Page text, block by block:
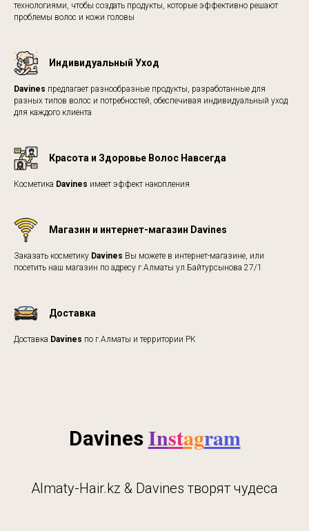
технологиями, чтобы создать продукты, которые эффективно решают
проблемы волос и кожи головы
Индивидуальный Уход
Davines предлагает разнообразные продукты, разработанные для
разных типов волос и потребностей, обеспечивая индивидуальный уход
для каждого клиента
Красота и Здоровье Волос Навсегда
Косметика Davines имеет эффект накопления
Магазин и интернет-магазин Davines
Заказать косметику Davines Вы можете в интернет-магазине, или
посетить наш магазин по адресу г.Алматы ул.Байтурсынова 27/1
Доставка
Доставка Davines по г.Алматы и территории РК
Davines Instagram
Almaty-Hair.kz & Davines творят чудеса